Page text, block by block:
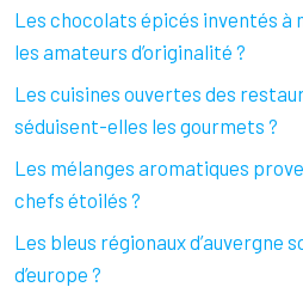
Les chocolats épicés inventés à
les amateurs d’originalité ?
Les cuisines ouvertes des
séduisent-elles les gourmets ?
Les mélanges aromatiques
chefs étoilés ?
Les bleus régionaux d’auvergne
d’europe ?